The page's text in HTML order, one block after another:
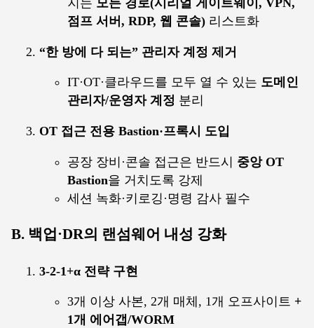
지는 모든 경로(시리얼 게이트웨이, VPN,
점프 서버, RDP, 웹 콘솔) 리스트화
“한 방에 다 되는” 관리자 계정 제거
IT·OT·클라우드를 모두 열 수 있는 도메인
관리자/운영자 계정 분리
OT 접근 전용 Bastion·프록시 도입
공장 장비·콘솔 접근은 반드시 중앙 OT
Bastion을 거치도록 강제
세션 녹화·키로깅·명령 감사 필수
B. 백업·DR의 랜섬웨어 내성 강화
3-2-1+α 전략 구현
3개 이상 사본, 2개 매체, 1개 오프사이트 +
1개 에어갭/WORM